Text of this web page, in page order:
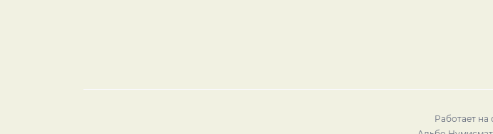
Работает на